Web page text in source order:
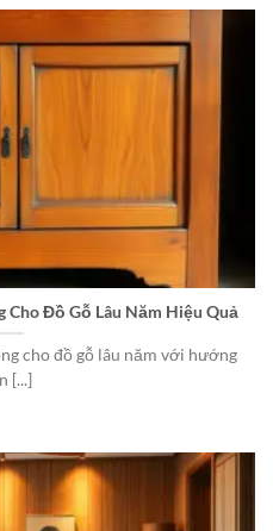
Đồ Gỗ Lâu Năm Hiệu Quả
cho đồ gỗ lâu năm với hướng
[...]